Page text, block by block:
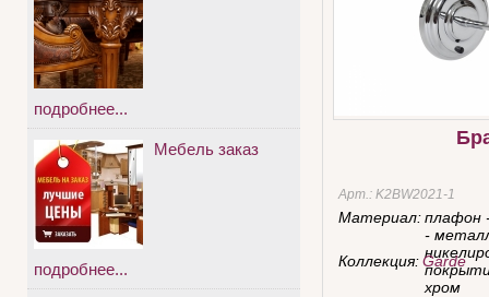
Арт.: K2BW2021-1
Материал:плафон
-
хром
Коллекция:Garde
подробнее...
Мебель заказ
подробнее...